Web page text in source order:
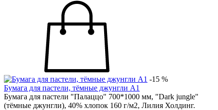
-15 %
Бумага для пастели, тёмные джунгли А1
Бумага для пастели "Палаццо" 700*1000 мм, "Dark jungle"
(тёмные джунгли), 40% хлопок 160 г/м2, Лилия Холдинг.